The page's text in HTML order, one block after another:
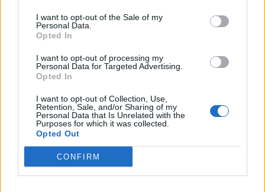
I want to opt-out of the Sale of my
Personal Data.
Opted In
I want to opt-out of processing my
Personal Data for Targeted Advertising.
Opted In
I want to opt-out of Collection, Use,
Retention, Sale, and/or Sharing of my
Personal Data that Is Unrelated with the
Purposes for which it was collected.
Opted Out
CONFIRM